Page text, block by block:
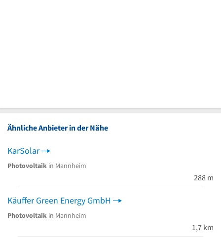
Ähnliche Anbieter in der Nähe
KarSolar
Photovoltaik in Mannheim
288 m
Käuffer Green Energy GmbH
Photovoltaik in Mannheim
1,7 km